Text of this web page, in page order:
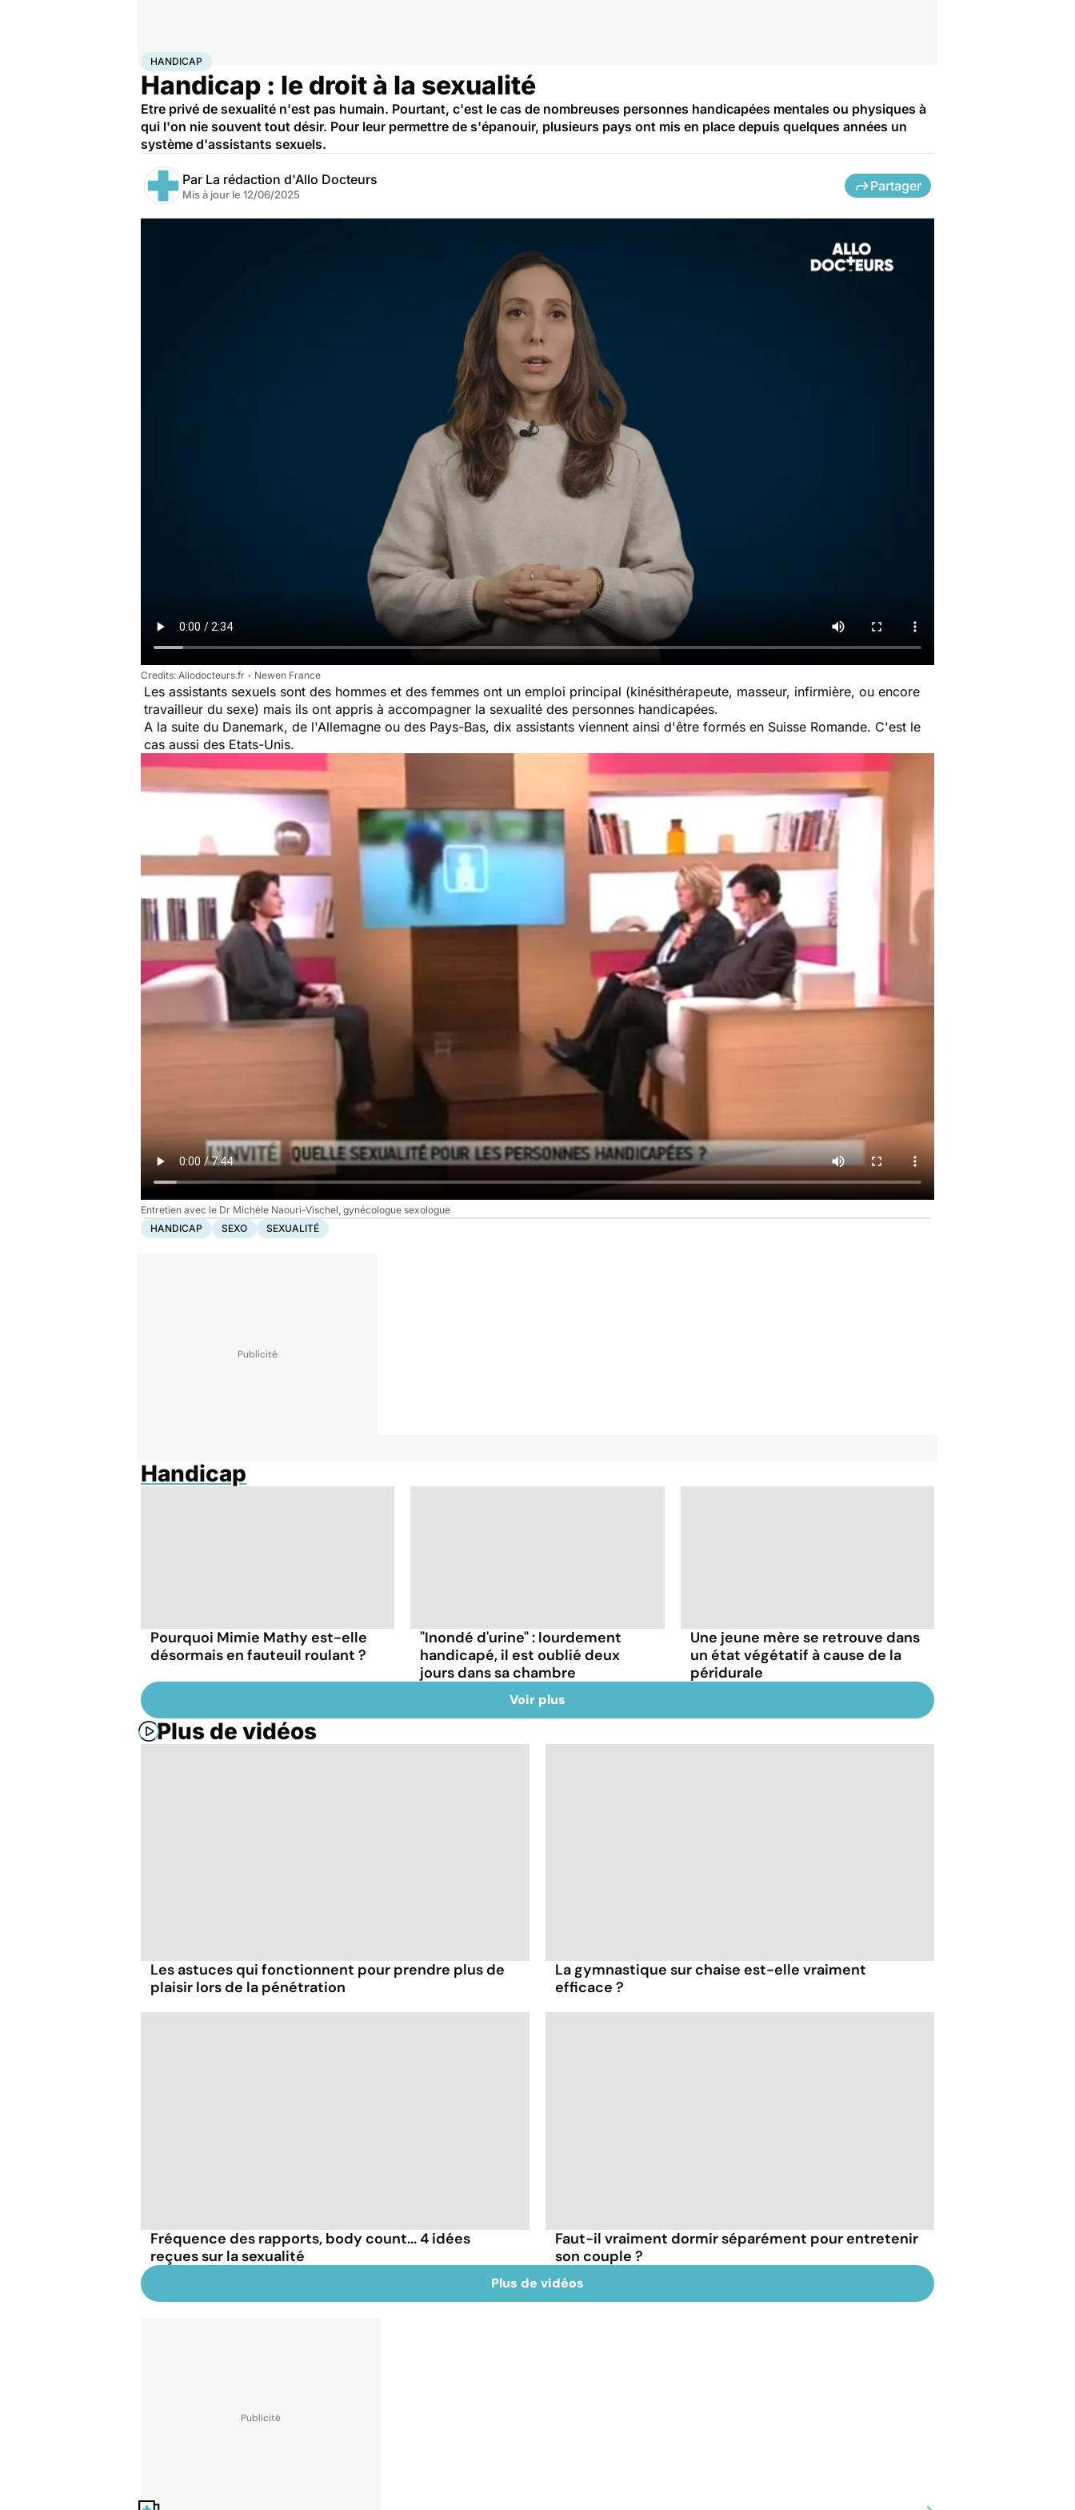
AccueilSantéMaladies
HANDICAP
Handicap : le droit à la sexualité
Etre privé de sexualité n'est pas humain. Pourtant, c'est le cas de nombreuses personnes handicapées mentales ou physiques à
qui l'on nie souvent tout désir. Pour leur permettre de s'épanouir, plusieurs pays ont mis en place depuis quelques années un
système d'assistants sexuels.
Par La rédaction d'Allo Docteurs
Mis à jour le 12/06/2025
Partager
Allodocteurs.fr - Newen France
Les assistants sexuels sont des hommes et des femmes ont un emploi principal (kinésithérapeute, masseur, infirmière, ou encore
travailleur du sexe) mais ils ont appris à accompagner la sexualité des personnes handicapées.
A la suite du Danemark, de l'Allemagne ou des Pays-Bas, dix assistants viennent ainsi d'être formés en Suisse Romande. C'est le
cas aussi des Etats-Unis.
Entretien avec le Dr Michèle Naouri-Vischel, gynécologue sexologue
HANDICAP
SEXO SEXUALITÉ
Handicap
Pourquoi Mimie Mathy est-elle
désormais en fauteuil roulant ?
"Inondé d'urine" : lourdement
handicapé, il est oublié deux
jours dans sa chambre
Une jeune mère se retrouve dans
un état végétatif à cause de la
péridurale
Voir plus
Plus de vidéos
Les astuces qui fonctionnent pour prendre plus de
plaisir lors de la pénétration
La gymnastique sur chaise est-elle vraiment
efficace ?
Fréquence des rapports, body count... 4 idées
reçues sur la sexualité
Faut-il vraiment dormir séparément pour entretenir
son couple ?
Plus de vidéos